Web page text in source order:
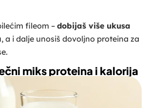
fileom –dobijaš više ukusa
, a i dalje unosiš dovoljno proteina za
miks proteina i kalorija